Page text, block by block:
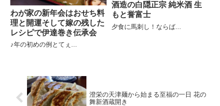
わが家の新年会はおせち料
理と開運そして嫁の残した
レシピで伊達巻き伝承会
♪年の初めの例とてぇ...
酒造の白隠正宗 純米酒 生
もと誉富士
夕食に馬刺し！ならば...
澄栄の天津麺から始まる至福の一日 花の
舞新酒蔵開き